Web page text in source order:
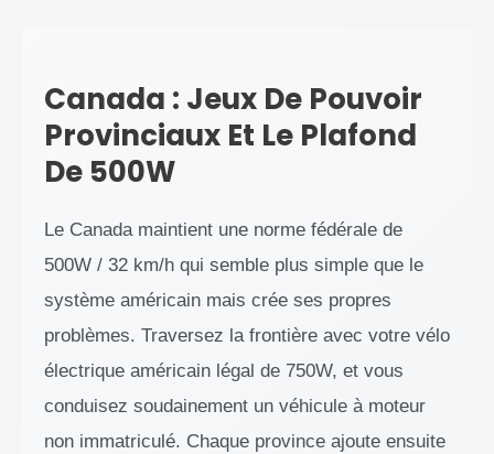
Canada : Jeux De Pouvoir
Provinciaux Et Le Plafond
De 500W
Le Canada maintient une norme fédérale de
500W / 32 km/h qui semble plus simple que le
système américain mais crée ses propres
problèmes. Traversez la frontière avec votre vélo
électrique américain légal de 750W, et vous
conduisez soudainement un véhicule à moteur
non immatriculé. Chaque province ajoute ensuite